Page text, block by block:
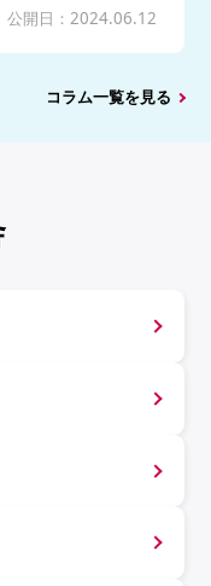
公開日：2024.06.12
コラム一覧を見る